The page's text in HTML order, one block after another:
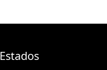
Estados